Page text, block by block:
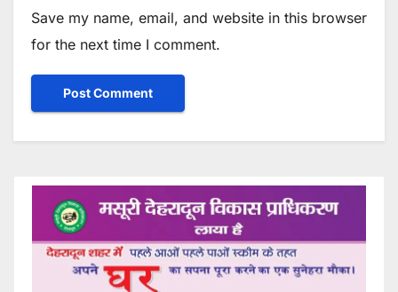
Save my name, email, and website in this browser
for the next time I comment.